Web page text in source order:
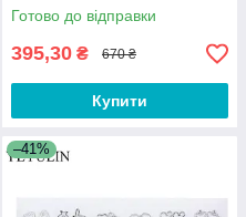
Готово до відправки
395,30 ₴ 670 ₴
Купити
–41%